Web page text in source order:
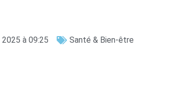
à 09:25 Santé & Bien-être